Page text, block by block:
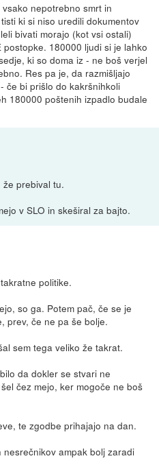
nepotrebno smrt in
ki si niso uredili dokumentov
bivati morajo (kot vsi ostali)
180000 ljudi si je lahko
ki so doma iz - ne boš verjel
Res pa je, da razmišljajo
če bi prišlo do kakršnihkoli
180000 poštenih izpadlo budale
prebival tu.
v SLO in skeširal za bajto.
politike.
so ga. Potem pač, če se je
prev, če ne pa še bolje.
sem tega veliko že takrat.
da dokler se stvari ne
čez mejo, ker mogoče ne boš
te zgodbe prihajajo na dan.
ampak bolj zaradi